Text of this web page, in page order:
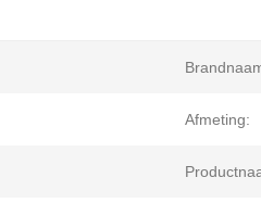
Afmeting: